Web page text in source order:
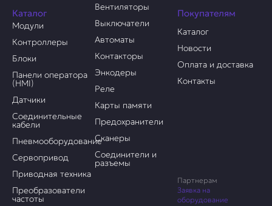
Каталог
Модули
Контроллеры
Блоки
Панели оператора
(HMI)
Датчики
Соединительные
кабели
Пневмооборудование
Сервопривод
Приводная техника
Преобразователи
частоты
Вентиляторы
Выключатели
Автоматы
Контакторы
Энкодеры
Реле
Карты памяти
Предохранители
Сканеры
Соединители и
разъемы
Покупателям
Каталог
Новости
Оплата и доставка
Контакты
Партнерам
Заявка на
оборудование